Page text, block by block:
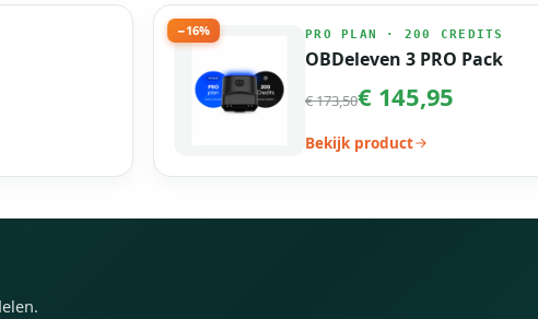
−16% PRO PLAN · 200 CREDITS
OBDeleven 3 PRO Pack
€ 173,50€ 145,95
Bekijk product